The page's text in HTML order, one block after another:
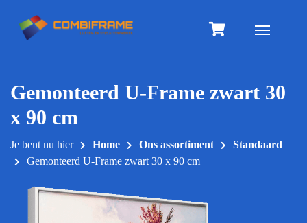
naar
Toggle
Gemonteerd U-Frame zwart 30
x 90 cm
Je bent nu hier Home Ons assortiment
Standaard
Gemonteerd U-Frame zwart 30 x 90 cm